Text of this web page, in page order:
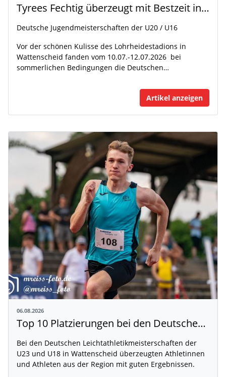
Tyrees Fechtig überzeugt mit Bestzeit in Wattenscheid
Deutsche Jugendmeisterschaften der U20 / U16
Vor der schönen Kulisse des Lohrheidestadions in
Wattenscheid fanden vom 10.07.-12.07.2026 bei
sommerlichen Bedingungen die Deutschen…
Artikel anzeigen
06.08.2026
Top 10 Platzierungen bei den Deutschen Meisterschaften
Bei den Deutschen Leichtathletikmeisterschaften der
U23 und U18 in Wattenscheid überzeugten Athletinnen
und Athleten aus der Region mit guten Ergebnissen.